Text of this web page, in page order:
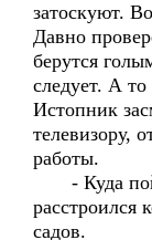
затоскуют.
Давно
берутся
следует. А
Истопник
телевизору,
работы.
- Куда
расстроился
садов.